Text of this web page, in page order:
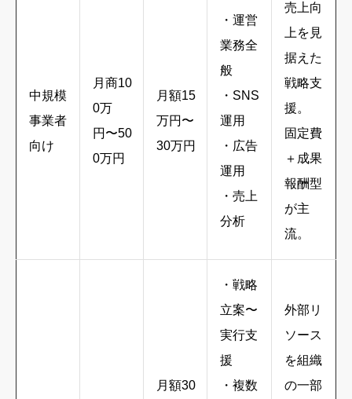
中規模
事業者
向け
月商10
0万
円〜50
0万円
月額15
万円〜
30万円
・運営
業務全
般
・SNS
運用
・広告
運用
・売上
分析
売上向
上を見
据えた
戦略支
援。
固定費
＋成果
報酬型
が主
流。
月額30
・戦略
立案〜
実行支
援
・複数
外部リ
ソース
を組織
の一部